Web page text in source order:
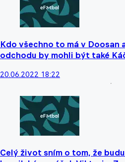
Kdo všechno to má v Doosan
odchodu by mohli být také
20.06.2022 18:22
Celý život sním o tom, že